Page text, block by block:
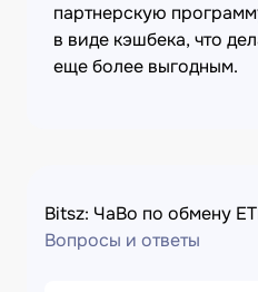
партнерскую
в виде кэшбека, что
еще более выгодным.
Bitsz: ЧаВо по обмену
Вопросы и ответы